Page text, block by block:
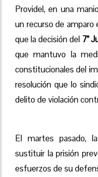
Providel, en una
un recurso de amparo
que la decisión del 7°
que mantuvo la
constitucionales del
resolución que lo
delito de violación
El martes pasado,
sustituir la prisión
esfuerzos de su